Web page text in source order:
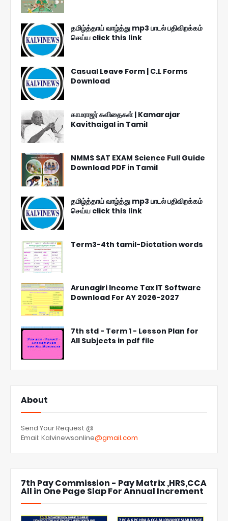
தமிழ்த்தாய் வாழ்த்து mp3 பாடல் பதிவிறக்கம்
செய்ய click this link
Casual Leave Form | C.L Forms
Download
காமராஜர் கவிதைகள் | Kamarajar
Kavithaigal in Tamil
NMMS SAT EXAM Science Full Guide
Download PDF in Tamil
தமிழ்த்தாய் வாழ்த்து mp3 பாடல் பதிவிறக்கம்
செய்ய click this link
Term3-4th tamil-Dictation words
Arunagiri Income Tax IT Software
Download For AY 2026-2027
7th std - Term 1 - Lesson Plan for
All Subjects in pdf file
About
Send Your Request @
Email: Kalvinewsonline@gmail.com
7th Pay Commission - Pay Matrix ,HRS,CCA
All in One Page Slap For Annual Increment